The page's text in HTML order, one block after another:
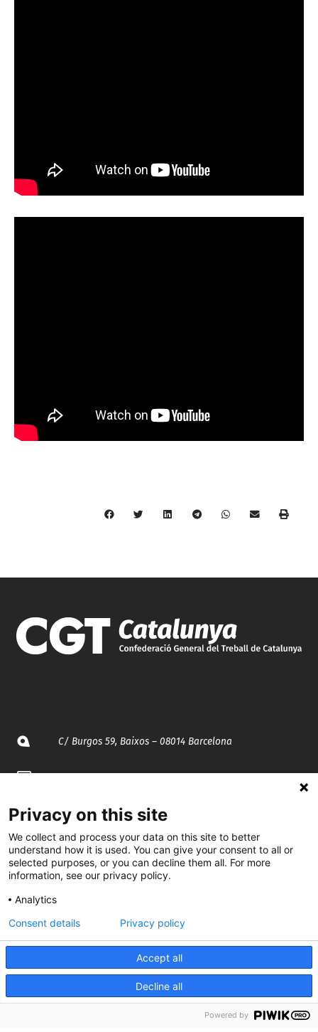
C/ Burgos 59, Baixos – 08014 Barcelona
935 120 481
@CGTCatalunya
cgtcatalunya
Desenvolupat per
Privacy on this site
We collect and process your data on this site to better
understand how it is used. You can give your consent to all or
selected purposes, or you can decline them all. For more
information, see our privacy policy.
Analytics
Accept all
Decline all
Consent details Privacy policy
Powered by